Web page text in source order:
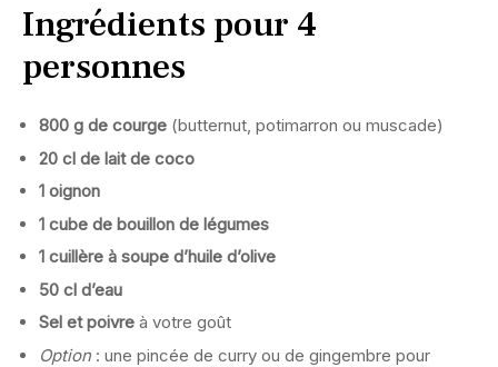
Ingrédients pour 4
personnes
800 g de courge (butternut, potimarron ou muscade)
20 cl de lait de coco
1 oignon
1 cube de bouillon de légumes
1 cuillère à soupe d’huile d’olive
50 cl d’eau
Sel et poivre à votre goût
Option : une pincée de curry ou de gingembre pour